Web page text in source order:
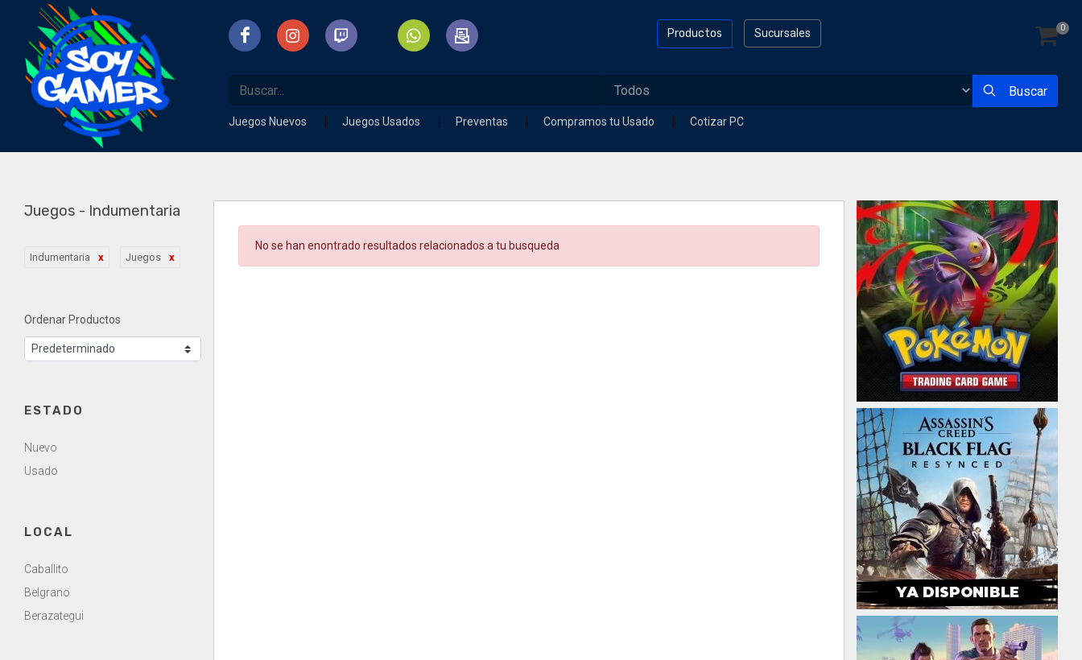
Sucursales
Productos 0
Buscar
Juegos Nuevos Juegos Usados Preventas Compramos tu Usado Cotizar PC
Juegos - Indumentaria
Indumentaria Juegos
Ordenar Productos
ESTADO
Nuevo
Usado
LOCAL
Caballito
Belgrano
Berazategui
No se han enontrado resultados relacionados a tu busqueda